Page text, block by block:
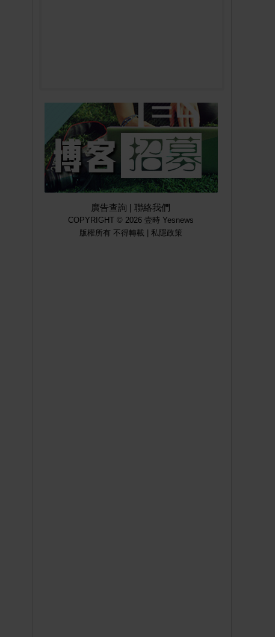
廣告查詢 | 聯絡我們
COPYRIGHT © 2026 壹時 Yesnews
版權所有 不得轉載 | 私隱政策